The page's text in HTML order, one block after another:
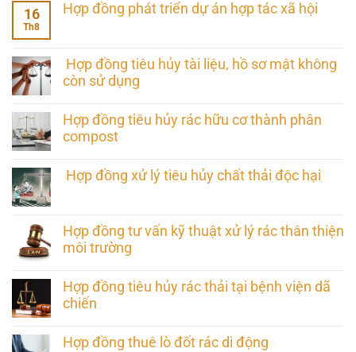
16
Th8
Hợp đồng phát triển dự án hợp tác xã hội
Hợp đồng tiêu hủy tài liệu, hồ sơ mật không
còn sử dụng
Hợp đồng tiêu hủy rác hữu cơ thành phân
compost
Hợp đồng xử lý tiêu hủy chất thải độc hại
Hợp đồng tư vấn kỹ thuật xử lý rác thân thiện
môi trường
Hợp đồng tiêu hủy rác thải tại bệnh viện dã
chiến
Hợp đồng thuê lò đốt rác di động